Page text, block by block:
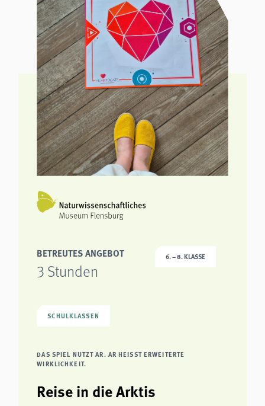
BETREUTES ANGEBOT
3 Stunden
6. – 8. KLASSE
SCHULKLASSEN
DAS SPIEL NUTZT AR. AR HEISST ERWEITERTE W
IRKLICHKEIT.
Reise in die Arktis